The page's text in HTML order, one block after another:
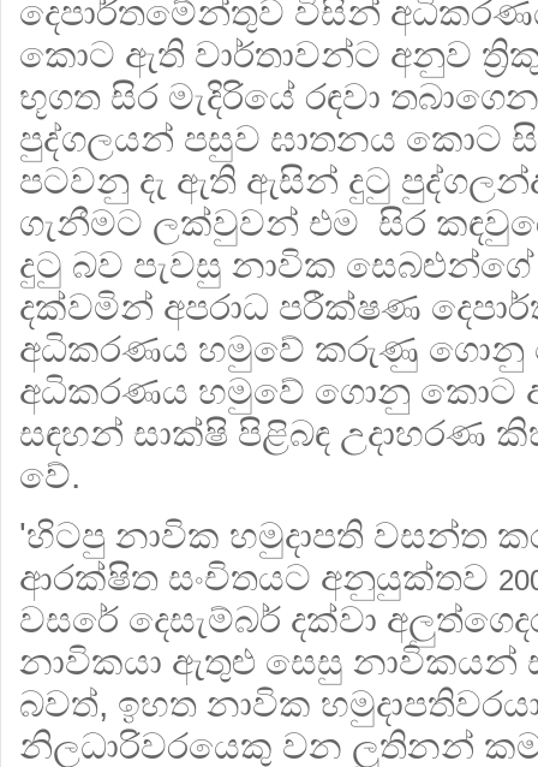
දෙපාර්තමේන්තුව විසින්
කොට ඇති වාර්තාවන්ට අනුව
භූගත සිර මැදිරියේ රඳවා
පුද්ගලයන් පසුව ඝාතනය කොට
පටවනු දැ ඇති ඇසින් දුටු
ගැනීමට ලක්වුවන් එම සිර
දුටු බව පැවසු නාවික සෙබළුන්ගේ
දක්වමින් අපරාධ පරීක්ෂණ
අධිකරණය හමුවේ කරුණු ගොනු
අධිකරණය හමුවේ ගොනු කොට
සඳහන් සාක්ෂි පිළිබඳ උදාහරණ
වේ.
'හිටපු නාවික හමුදාපති වසන්ත
ආරක්ෂිත සංචිතයට අනුයුක්තව
වසරේ දෙසැම්බර් දක්වා
නාවිකයා ඇතුළු සෙසු නාවිකයන්
බවත්, ඉහත නාවික
නිලධාරිවරයෙකු වන ලුතිනන්